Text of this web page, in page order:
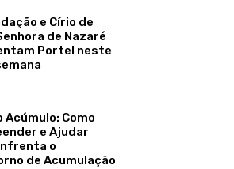
e Círio de
de Nazaré
Portel neste
Acúmulo: Como
e Ajudar
o
de Acumulação